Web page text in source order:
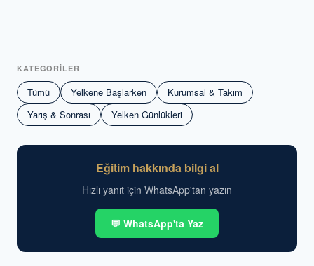
KATEGORİLER
Tümü Yelkene Başlarken
Kurumsal & Takım
Yarış & Sonrası
Yelken Günlükleri
Eğitim hakkında bilgi al
Hızlı yanıt için WhatsApp'tan yazın
💬 WhatsApp'ta Yaz